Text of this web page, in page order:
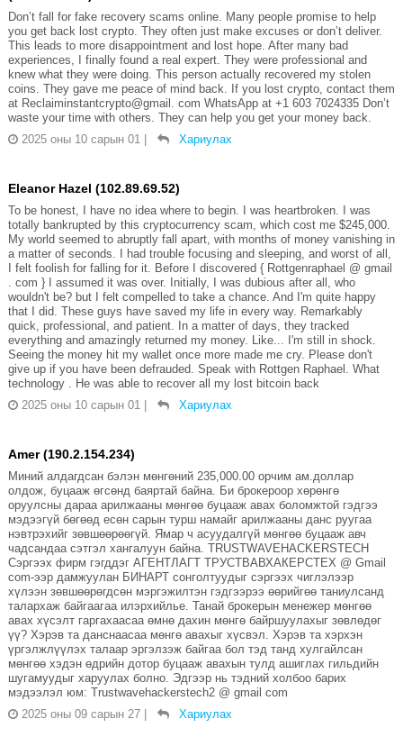
Don’t fall for fake recovery scams online. Many people promise to help
you get back lost crypto. They often just make excuses or don’t deliver.
This leads to more disappointment and lost hope. After many bad
experiences, I finally found a real expert. They were professional and
knew what they were doing. This person actually recovered my stolen
coins. They gave me peace of mind back. If you lost crypto, contact them
at Reclaiminstantcrypto@gmail. com WhatsApp at +1 603 7024335‬ Don’t
waste your time with others. They can help you get your money back.
2025 оны 10 сарын 01 | Хариулах
Eleanor Hazel (102.89.69.52)
To be honest, I have no idea where to begin. I was heartbroken. I was
totally bankrupted by this cryptocurrency scam, which cost me $245,000.
My world seemed to abruptly fall apart, with months of money vanishing in
a matter of seconds. I had trouble focusing and sleeping, and worst of all,
I felt foolish for falling for it. Before I discovered { Rottgenraphael @ gmail
. com } I assumed it was over. Initially, I was dubious after all, who
wouldn't be? but I felt compelled to take a chance. And I'm quite happy
that I did. These guys have saved my life in every way. Remarkably
quick, professional, and patient. In a matter of days, they tracked
everything and amazingly returned my money. Like... I'm still in shock.
Seeing the money hit my wallet once more made me cry. Please don't
give up if you have been defrauded. Speak with Rottgen Raphael. What
technology . He was able to recover all my lost bitcoin back
2025 оны 10 сарын 01 | Хариулах
Amer (190.2.154.234)
Миний алдагдсан бэлэн мөнгөний 235,000.00 орчим ам.доллар
олдож, буцааж өгсөнд баяртай байна. Би брокероор хөрөнгө
оруулсны дараа арилжааны мөнгөө буцааж авах боломжтой гэдгээ
мэдээгүй бөгөөд есөн сарын турш намайг арилжааны данс руугаа
нэвтрэхийг зөвшөөрөөгүй. Ямар ч асуудалгүй мөнгөө буцааж авч
чадсандаа сэтгэл хангалуун байна. TRUSTWAVEHACKERSTECH
Сэргээх фирм гэгддэг АГЕНТЛАГТ ТРУСТВАВХАКЕРСТЕХ @ Gmail
com-ээр дамжуулан БИНАРТ сонголтуудыг сэргээх чиглэлээр
хүлээн зөвшөөрөгдсөн мэргэжилтэн гэдгээрээ өөрийгөө таниулсанд
талархаж байгаагаа илэрхийлье. Танай брокерын менежер мөнгөө
авах хүсэлт гаргахаасаа өмнө дахин мөнгө байршуулахыг зөвлөдөг
үү? Хэрэв та данснаасаа мөнгө авахыг хүсвэл. Хэрэв та хэрхэн
үргэлжлүүлэх талаар эргэлзэж байгаа бол тэд танд хулгайлсан
мөнгөө хэдэн өдрийн дотор буцааж авахын тулд ашиглах гильдийн
шугамуудыг харуулах болно. Эдгээр нь тэдний холбоо барих
мэдээлэл юм: Trustwavehackerstech2 @ gmail com
2025 оны 09 сарын 27 | Хариулах